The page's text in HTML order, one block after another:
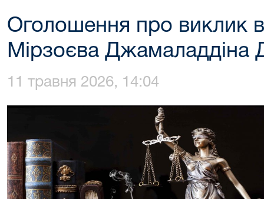
Оголошення про виклик
Мірзоєва Джамаладдіна
11 травня 2026, 14:04